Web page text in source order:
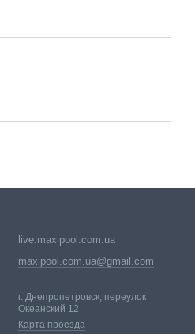
live:maxipool.com.ua
maxipool.com.ua@gmail.com
г. Днепропетровск, переулок
Океанский 12
Карта проезда